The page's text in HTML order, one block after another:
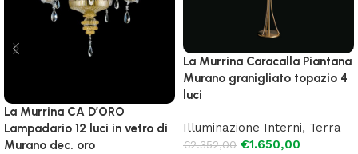
La Murrina CA D’ORO
Lampadario 12 luci in vetro di
Murano dec. oro
La Murrina Caracalla Piantana
Murano granigliato topazio 4
luci
Illuminazione Interni, Terra
€2.352,00 €1.650,00